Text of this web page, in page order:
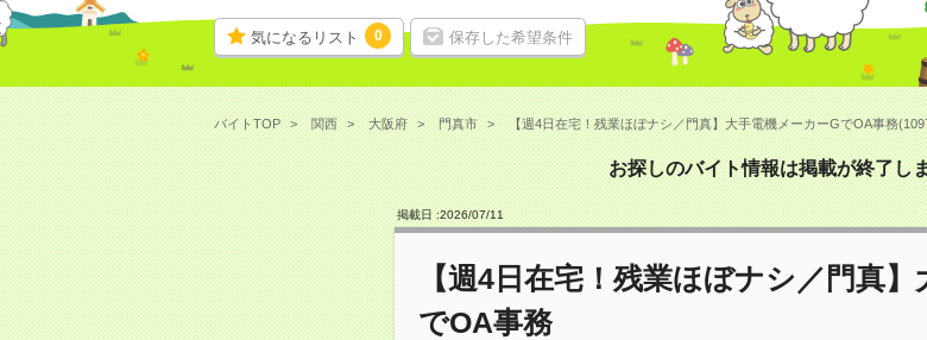
気になるリスト 0 保存した希望条件
バイトTOP 関西 大阪府 門真市 【週4日在宅！残業ほぼナシ／門真】大手電機メーカーGでOA事務
お探しのバイト情報は掲載が終了し
掲載日 :2026/07/11
【週4日在宅！残業ほぼナシ／門真
でOA事務